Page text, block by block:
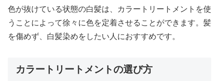
色が抜けている状態の白髪は、カラートリートメントを使
うことによって徐々に色を定着させることができます。髪
を傷めず、白髪染めをしたい人におすすめです。
カラートリートメントの選び方